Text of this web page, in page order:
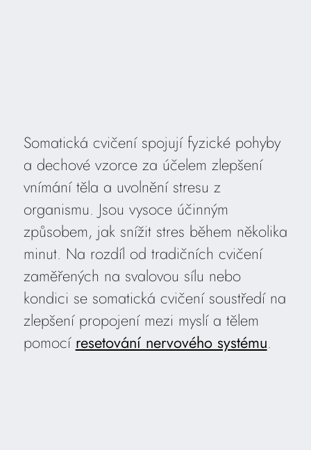
Somatická cvičení spojují fyzické pohyby
a dechové vzorce za účelem zlepšení
vnímání těla a uvolnění stresu z
organismu. Jsou vysoce účinným
způsobem, jak snížit stres během několika
minut. Na rozdíl od tradičních cvičení
zaměřených na svalovou sílu nebo
kondici se somatická cvičení soustředí na
zlepšení propojení mezi myslí a tělem
pomocí resetování nervového systému.